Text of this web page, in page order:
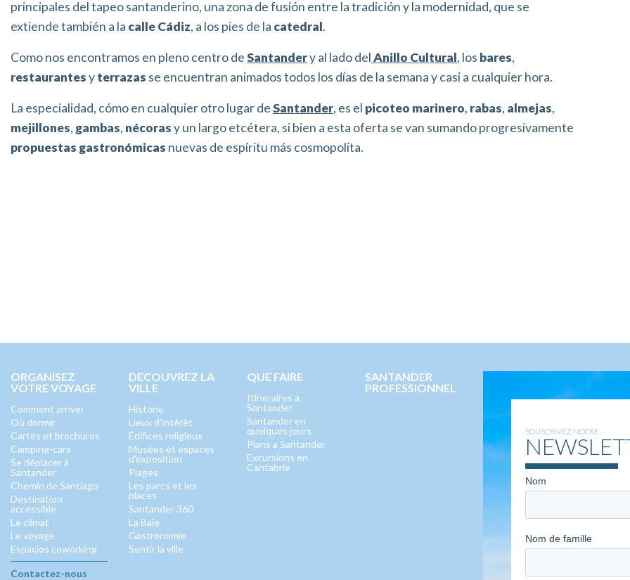
Chemin de Santiago
Le climat
Le voyage
Les parcs et les places
La Baie
Gastronomie
principales del tapeo santanderino, una zona de fusión entre la tradición y la modernidad, que se
extiende también a la calle Cádiz, a los pies de la catedral.
Como nos encontramos en pleno centro deSantandery al lado delAnillo Cultural, los bares,
restaurantesyterrazas se encuentran animados todos los días de la semana y casi a cualquier hora.
La especialidad, cómo en cualquier otro lugar deSantander, es el picoteo marinero, rabas, almejas,
mejillones, gambas, nécorasy un largo etcétera, si bien a esta oferta se van sumando progresivamente
propuestas gastronómicas nuevas de espíritu más cosmopolita.
ORGANISEZ
VOTRE VOYAGE
Comment arriver
Où dormir
Cartes et brochures
Camping-cars
Se déplacer à
Santander
Chemin de Santiago
Destination
accessible
Le climat
Le voyage
Espacios coworking
Contactez-nous
DECOUVREZ LA
VILLE
Historie
Lieux d'intérêt
Édifices religieux
Musées et espaces
d'exposition
Plages
Les parcs et les
places
Santander 360
La Baie
Gastronomie
Sentir la ville
QUE FAIRE
Itineraires a
Santander
Santander en
quelques jours
Plans a Santander
Excursions en
Cantabrie
SANTANDER
PROFESSIONNEL
SOUSCRIVEZ NOTRE